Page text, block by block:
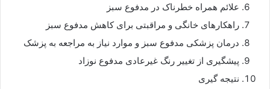
علائم همراه خطرناک در مدفوع سبز
راهکارهای خانگی و مراقبتی برای کاهش مدفوع سبز
درمان پزشکی مدفوع سبز و موارد نیاز به مراجعه به پزشک
پیشگیری از تغییر رنگ غیرعادی مدفوع نوزاد
نتیجه گیری